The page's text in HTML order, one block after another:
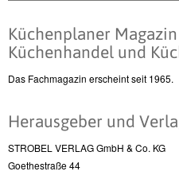
Küchenplaner
Küchenhandel und
Das Fachmagazin erscheint seit 1965.
Herausgeber und
STROBEL VERLAG GmbH & Co. KG
Goethestraße 44